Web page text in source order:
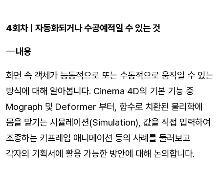
4회차 | 자동화되거나 수공예적일 수 있는 것
내용
화면 속 객체가 능동적으로 또는 수동적으로 움직일 수 있는
방식에 대해 알아봅니다. Cinema 4D의 기본 기능 중
Mograph 및 Deformer 부터, 함수로 치환된 물리학에
몸을 맡기는 시뮬레이션(Simulation), 값을 직접 입력하여
조종하는 키프레임 애니메이션 등의 사례를 둘러보고
각자의 기획서에 활용 가능한 방안에 대해 논의합니다.